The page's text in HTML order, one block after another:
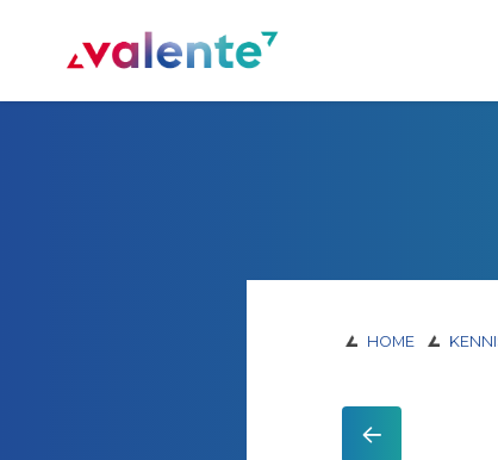
Vereniging Valente
HOME